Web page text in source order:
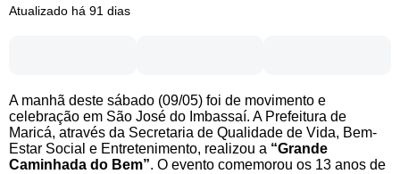
Atualizado há 91 dias
A manhã deste sábado (09/05) foi de movimento e
celebração em São José do Imbassaí. A Prefeitura de
Maricá, através da Secretaria de Qualidade de Vida, Bem-
Estar Social e Entretenimento, realizou a “Grande
Caminhada do Bem”. O evento comemorou os 13 anos de